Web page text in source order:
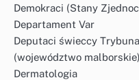
Demokraci (Stany
Departament Var
Deputaci świeccy
(województwo malborskie)
Dermatologia